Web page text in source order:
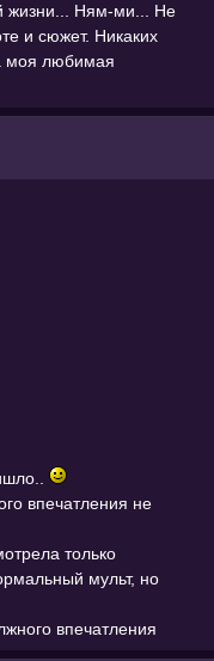
жизни... Ням-ми... Не
и сюжет. Никаких
моя любимая
впечатления не
только
мульт, но
впечатления